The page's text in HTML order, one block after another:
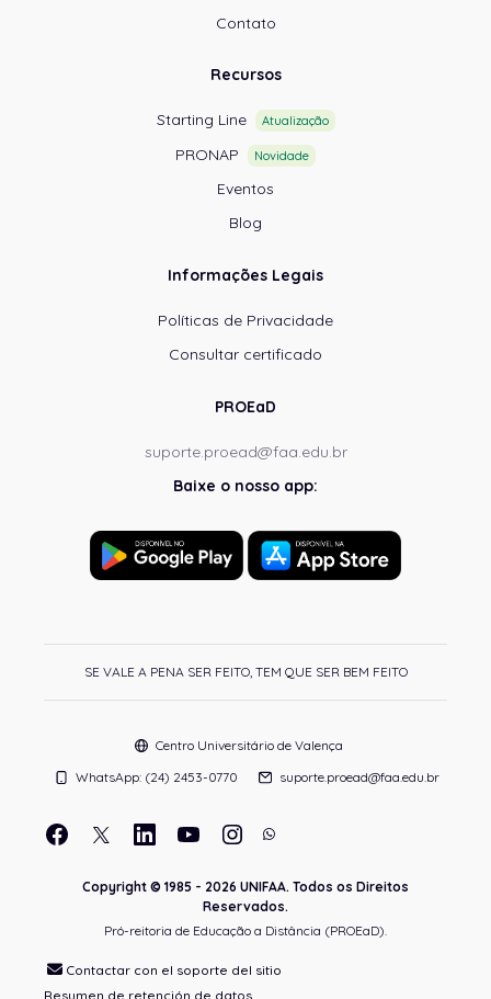
Contato
Recursos
Starting Line Atualização
PRONAP Novidade
Eventos
Blog
Informações Legais
Políticas de Privacidade
Consultar certificado
PROEaD
suporte.proead@faa.edu.br
Baixe o nosso app:
SE VALE A PENA SER FEITO, TEM QUE SER BEM FEITO
Centro Universitário de Valença
WhatsApp: (24) 2453-0770
suporte.proead@faa.edu.br
Copyright © 1985 - 2026 UNIFAA. Todos os Direitos
Reservados.
Pró-reitoria de Educação a Distância (PROEaD).
Contactar con el soporte del sitio
Resumen de retención de datos